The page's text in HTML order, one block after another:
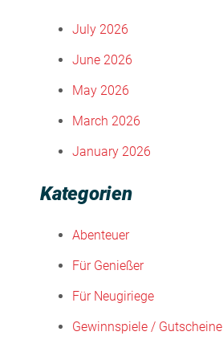
July 2026
June 2026
May 2026
March 2026
January 2026
Kategorien
Abenteuer
Für Genießer
Für Neugiriege
Gewinnspiele / Gutscheine